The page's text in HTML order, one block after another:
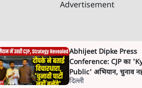
Advertisement
Abhijeet Dipke Press
Conference: CJP का
Public' अभियान, चुनाव
CJP!
दिल्ली